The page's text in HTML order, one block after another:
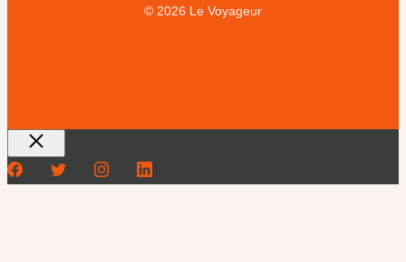
© 2026 Le Voyageur
Fermer